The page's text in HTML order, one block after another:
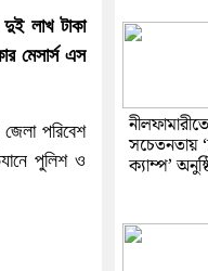
লাখ টাকা
মেসার্স এস
পরিবেশ
পুলিশ ও
সচেতনতায়
ক্যাম্প’